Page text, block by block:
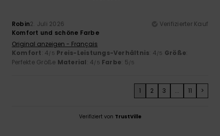
Robin2. Juli 2026
Verifizierter Kauf
Komfort und schöne Farbe
Original anzeigen - Français
Komfort: 4/5 Preis-Leistungs-Verhältnis: 4/5 Größe:
Perfekte Größe Material: 4/5 Farbe: 5/5
1 2 3 ... 11 >
Verifiziert von TrustVille